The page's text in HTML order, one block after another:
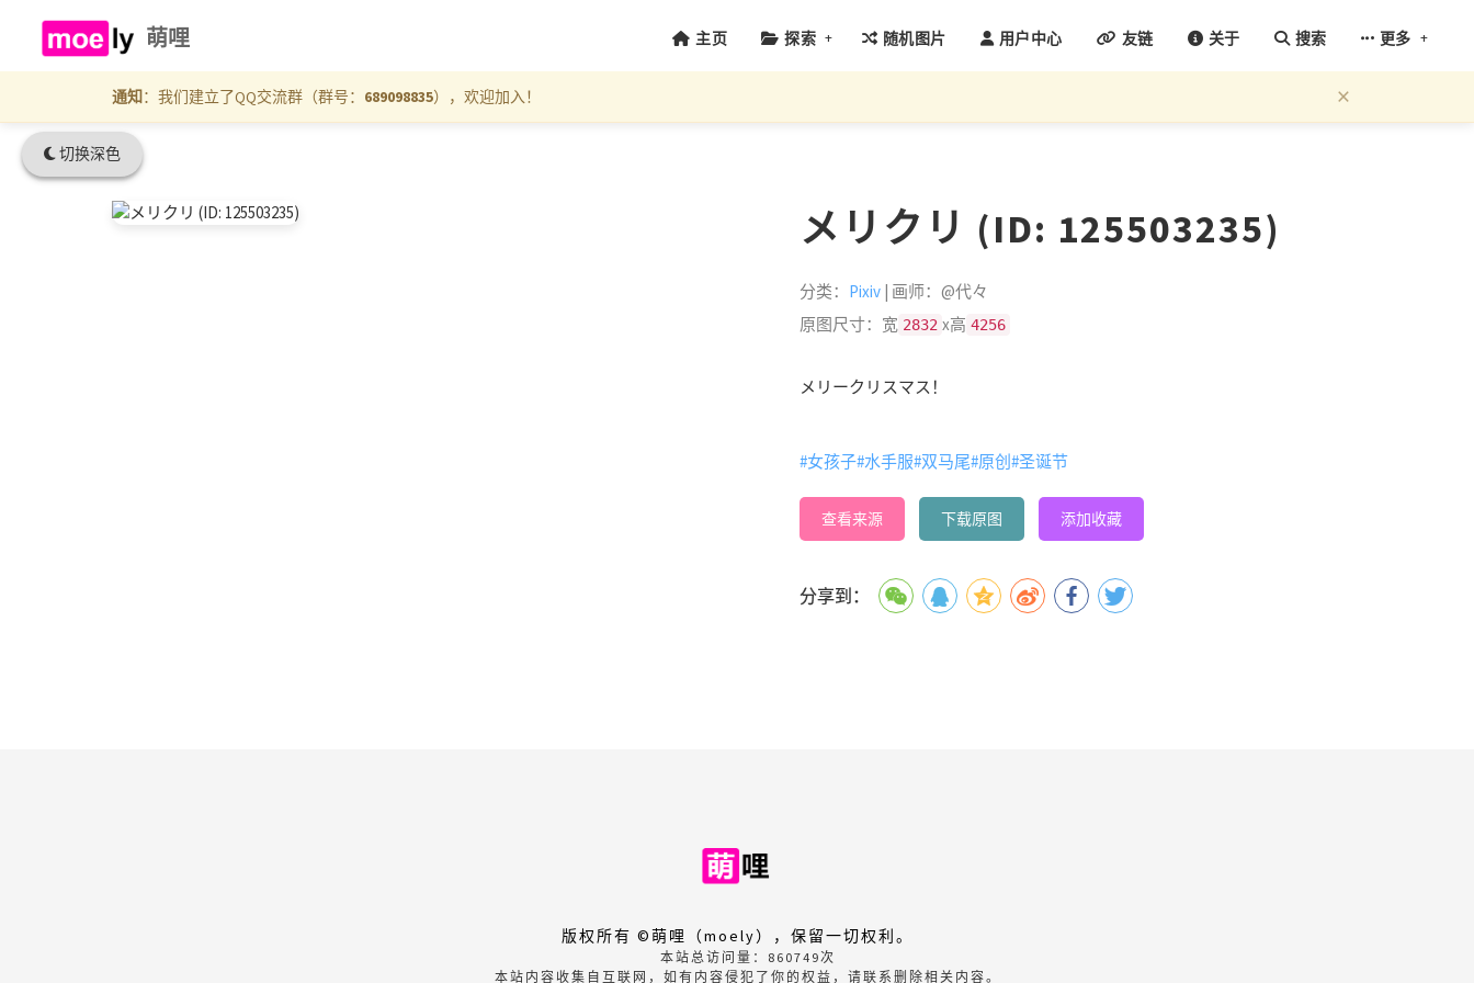
切换深色
萌哩 主页 探索 + 随机图片 用户中心 友链 关于 搜索 更多 +
通知：我们建立了QQ交流群（群号： 689098835），欢迎加入！ ×
メリクリ (ID: 125503235)
分类： Pixiv | 画师：@代々
原图尺寸：宽 2832 x高 4256
メリークリスマス！
#女孩子#水手服#双马尾#原创#圣诞节
查看来源 下载原图 添加收藏
分享到：
版权所有 ©萌哩（moely），保留一切权利。
本站总访问量： 860749次
本站内容收集自互联网，如有内容侵犯了你的权益，请联系删除相关内容。